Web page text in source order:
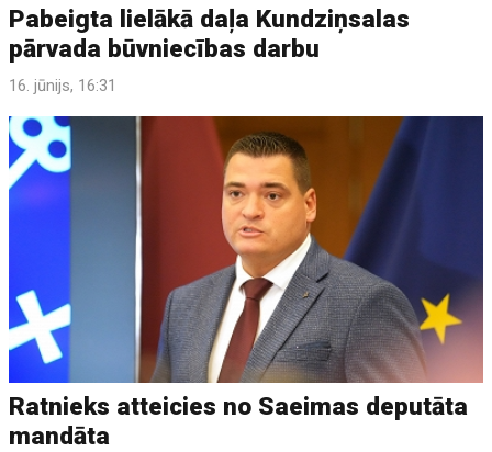
Pabeigta lielākā daļa Kundziņsalas
pārvada būvniecības darbu
16. jūnijs, 16:31
Ratnieks atteicies no Saeimas deputāta
mandāta